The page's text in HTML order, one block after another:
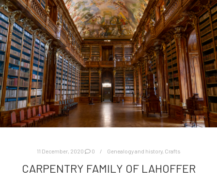
11 December, 2020 0 Genealogy and history, Crafts
CARPENTRY FAMILY OF LAHOFFER